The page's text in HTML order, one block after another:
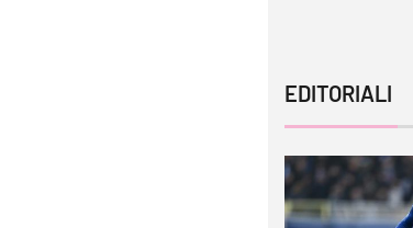
EDITORIALI